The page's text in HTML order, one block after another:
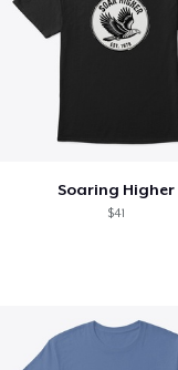
Soaring Higher
$41